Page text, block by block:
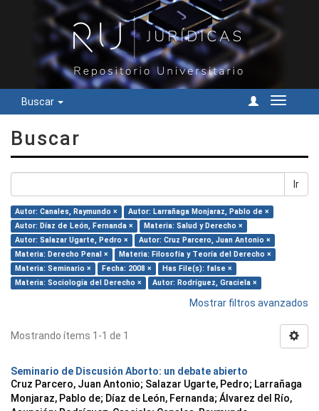
Buscar
Cambiar
Buscar
Ir
Autor: Canales, Raymundo ×
Autor: Larrañaga Monjaraz, Pablo de ×
Autor: Díaz de León, Fernanda ×
Materia: Salud y Derecho ×
Autor: Salazar Ugarte, Pedro ×
Autor: Cruz Parcero, Juan Antonio ×
Materia: Derecho Penal ×
Materia: Filosofía y Teoría del Derecho ×
Materia: Seminario ×
Fecha: 2008 ×
Has File(s): false ×
Materia: Sociología del Derecho ×
Autor: Rodríguez, Graciela ×
Mostrar filtros avanzados
Mostrando ítems 1-1 de 1
Seminario de Discusión Aborto: un debate abierto
Cruz Parcero, Juan Antonio; Salazar Ugarte, Pedro; Larrañaga
Monjaraz, Pablo de; Díaz de León, Fernanda; Álvarez del Río,